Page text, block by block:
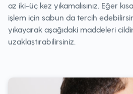
az iki-üç kez yıkamalısınız. Eğer
işlem için sabun da tercih
yıkayarak aşağıdaki maddeleri
uzaklaştırabilirsiniz.